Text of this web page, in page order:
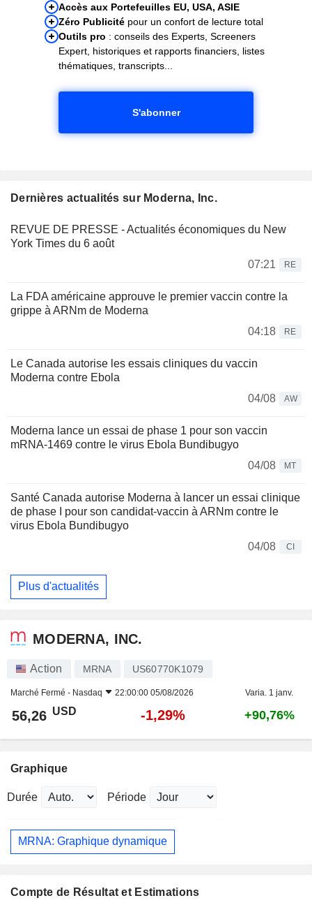
Accès aux Portefeuilles EU, USA, ASIE
Zéro Publicité pour un confort de lecture total
Outils pro : conseils des Experts, Screeners
Expert, historiques et rapports financiers, listes
thématiques, transcripts...
S'abonner
Dernières actualités sur Moderna, Inc.
REVUE DE PRESSE - Actualités économiques du New
York Times du 6 août
07:21
RE
La FDA américaine approuve le premier vaccin contre la
grippe à ARNm de Moderna
04:18
RE
Le Canada autorise les essais cliniques du vaccin
Moderna contre Ebola
04/08
AW
Moderna lance un essai de phase 1 pour son vaccin
mRNA-1469 contre le virus Ebola Bundibugyo
04/08
MT
Santé Canada autorise Moderna à lancer un essai clinique
de phase I pour son candidat-vaccin à ARNm contre le
virus Ebola Bundibugyo
04/08
CI
Plus d'actualités
MODERNA, INC.
Action MRNA US60770K1079
Marché Fermé - Nasdaq 22:00:00 05/08/2026 Varia. 1 janv.
56,26 USD -1,29% +90,76%
Graphique
Durée Période
MRNA: Graphique dynamique
Compte de Résultat et Estimations